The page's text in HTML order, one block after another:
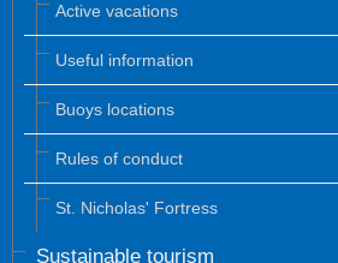
Active vacations
Useful information
Buoys locations
Rules of conduct
St. Nicholas' Fortress
Sustainable tourism